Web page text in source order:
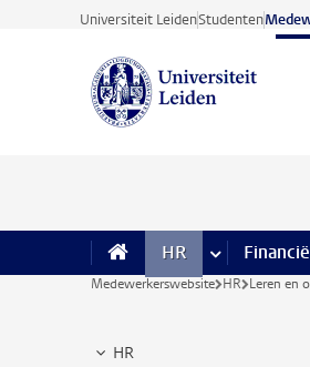
Ga direct naar de inhoud
Universiteit LeidenStudenten
HR meer HR
Medewerkerswebsite HR Leren en
HR